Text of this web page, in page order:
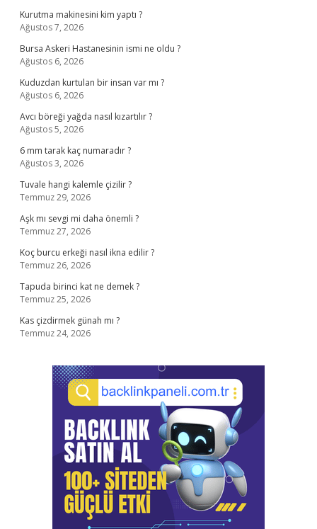
Kurutma makinesini kim yaptı ?
Ağustos 7, 2026
Bursa Askeri Hastanesinin ismi ne oldu ?
Ağustos 6, 2026
Kuduzdan kurtulan bir insan var mı ?
Ağustos 6, 2026
Avcı böreği yağda nasıl kızartılır ?
Ağustos 5, 2026
6 mm tarak kaç numaradır ?
Ağustos 3, 2026
Tuvale hangi kalemle çizilir ?
Temmuz 29, 2026
Aşk mı sevgi mi daha önemli ?
Temmuz 27, 2026
Koç burcu erkeği nasıl ikna edilir ?
Temmuz 26, 2026
Tapuda birinci kat ne demek ?
Temmuz 25, 2026
Kas çizdirmek günah mı ?
Temmuz 24, 2026